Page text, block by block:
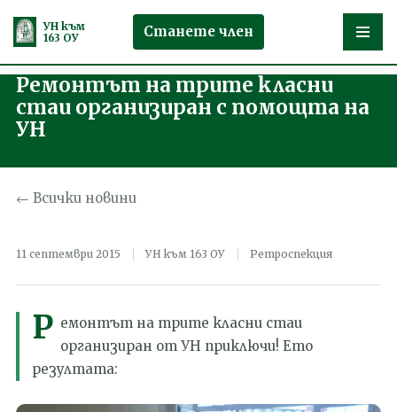
Продължете
към
УН към
163 ОУ
Станете член
Ремонтът на трите класни
стаи организиран с помощта на
УН
← Всички новини
11 септември 2015 УН към 163 ОУ Ретроспекция
Р емонтът на трите класни стаи
организиран от УН приключи! Ето
резултата: